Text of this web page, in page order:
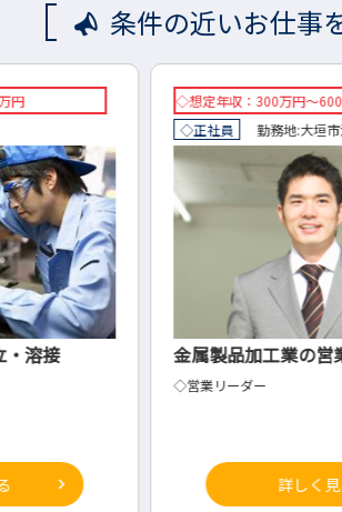
条件の近いお仕事
◇想定年収：300万円～600万円
勤務地:大垣市海津市
金属製品加工業の営業リーダ
◇営業リーダー
詳しく見る